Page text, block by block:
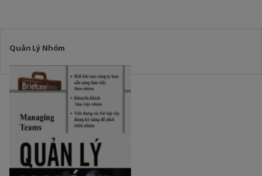
Quản Lý Nhóm